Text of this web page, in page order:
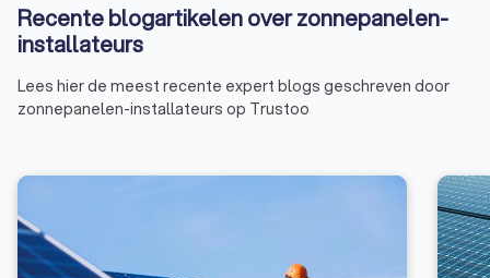
Recente blogartikelen over zonnepanelen-
installateurs
Lees hier de meest recente expert blogs geschreven door
zonnepanelen-installateurs op Trustoo